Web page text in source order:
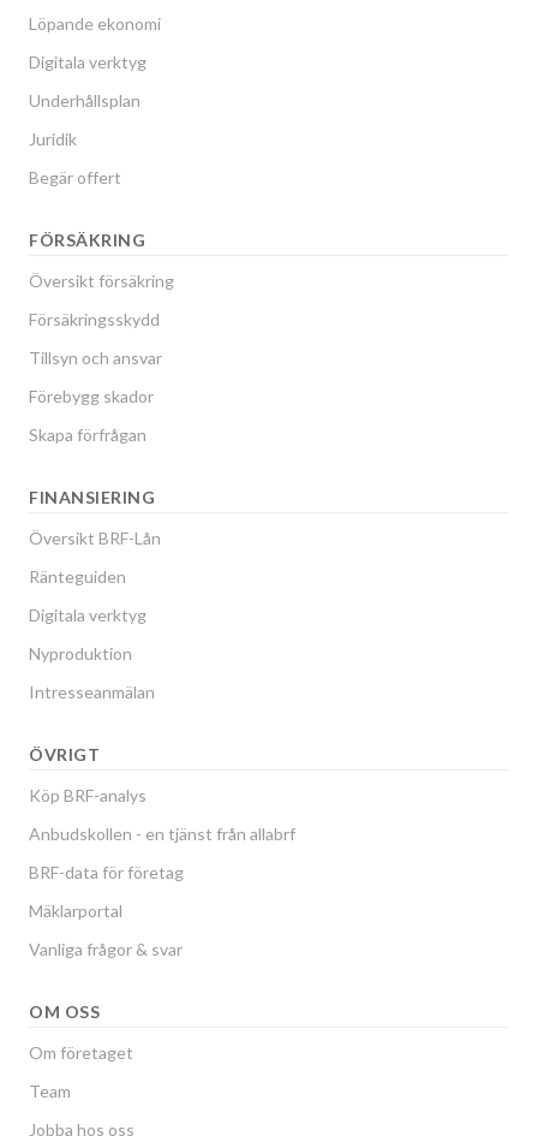
Löpande ekonomi
Digitala verktyg
Underhållsplan
Juridik
Begär offert
FÖRSÄKRING
Översikt försäkring
Försäkringsskydd
Tillsyn och ansvar
Förebygg skador
Skapa förfrågan
FINANSIERING
Översikt BRF-Lån
Ränteguiden
Digitala verktyg
Nyproduktion
Intresseanmälan
ÖVRIGT
Köp BRF-analys
Anbudskollen - en tjänst från allabrf
BRF-data för företag
Mäklarportal
Vanliga frågor & svar
OM OSS
Om företaget
Team
Jobba hos oss